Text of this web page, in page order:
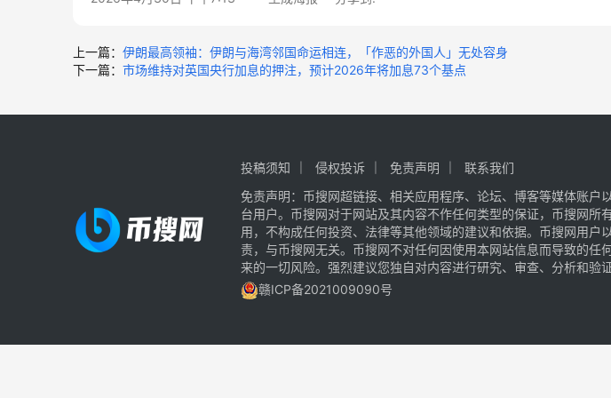
上一篇： 伊朗最高领袖：伊朗与海湾邻国命运相连，「作恶的外国人」无处容身
下一篇： 市场维持对英国央行加息的押注，预计2026年将加息73个基点
投稿须知 侵权投诉 免责声明
联系我们
免责声明：币搜网超链接、相关应用程序、论坛、博客等媒体账
台用户。币搜网对于网站及其内容不作任何类型的保证，币搜网所
用，不构成任何投资、法律等其他领域的建议和依据。币搜网用户
责，与币搜网无关。币搜网不对任何因使用本网站信息而导致的
来的一切风险。强烈建议您独自对内容进行研究、审查、分析和验证
赣ICP备2021009090号